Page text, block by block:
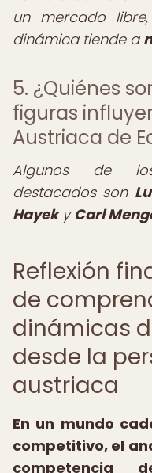
un mercado
dinámica tiende a
5. ¿Quiénes
figuras
Austriaca de
Algunos de
destacados son
Hayeky Carl
Reflexión
de
dinámicas
desde la
austriaca
En un mundo
competitivo, el
competencia